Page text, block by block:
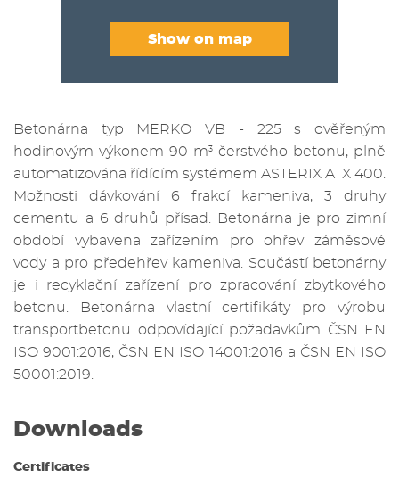
Show on map
Betonárna typ MERKO VB - 225 s ověřeným
hodinovým výkonem 90 m3
čerstvého betonu, plně
automatizována řídícím systémem ASTERIX ATX 400.
Možnosti dávkování 6 frakcí kameniva, 3 druhy
cementu a 6 druhů přísad. Betonárna je pro zimní
období vybavena zařízením pro ohřev záměsové
vody a pro předehřev kameniva. Součástí betonárny
je i recyklační zařízení pro zpracování zbytkového
betonu. Betonárna vlastní certifikáty pro výrobu
transportbetonu odpovídající požadavkům ČSN EN
ISO 9001:2016, ČSN EN ISO 14001:2016 a ČSN EN ISO
50001:2019.
Downloads
Certificates